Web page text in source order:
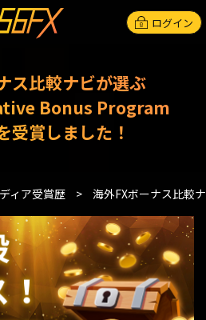
ログイン
ス比較ナビが選ぶ
Bonus Program
賞しました！
ィア受賞歴 > 海外FXボーナス比較